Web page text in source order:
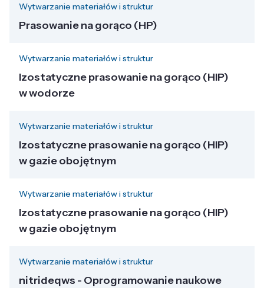
Wytwarzanie materiałów i struktur
Prasowanie na gorąco (HP)
Wytwarzanie materiałów i struktur
Izostatyczne prasowanie na gorąco (HIP)
w wodorze
Wytwarzanie materiałów i struktur
Izostatyczne prasowanie na gorąco (HIP)
w gazie obojętnym
Wytwarzanie materiałów i struktur
Izostatyczne prasowanie na gorąco (HIP)
w gazie obojętnym
Wytwarzanie materiałów i struktur
nitrideqws - Oprogramowanie naukowe